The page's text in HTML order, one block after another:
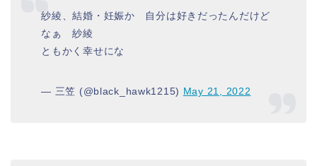
紗綾、結婚・妊娠か 自分は好きだったんだけど
なぁ 紗綾
ともかく幸せにな
— 三笠 (@black_hawk1215) May 21, 2022